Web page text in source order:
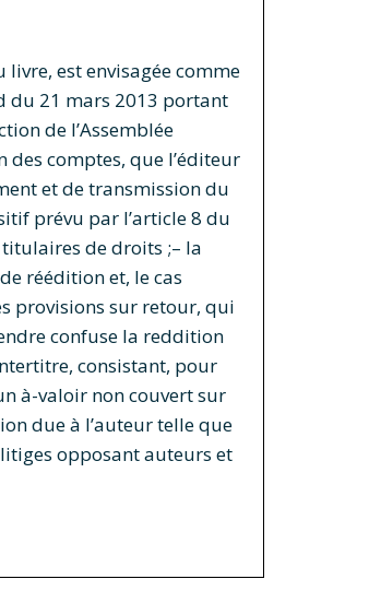
est envisagée comme
du 21 mars 2013 portant
de l’Assemblée
comptes, que l’éditeur
et de transmission du
prévu par l’article 8 du
de droits ;– la
réédition et, le cas
provisions sur retour, qui
confuse la reddition
consistant, pour
à-valoir non couvert sur
due à l’auteur telle que
opposant auteurs et